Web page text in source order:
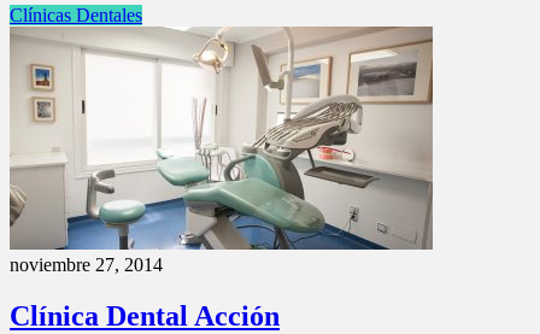
Clínicas Dentales
noviembre 27, 2014
Clínica Dental Acción